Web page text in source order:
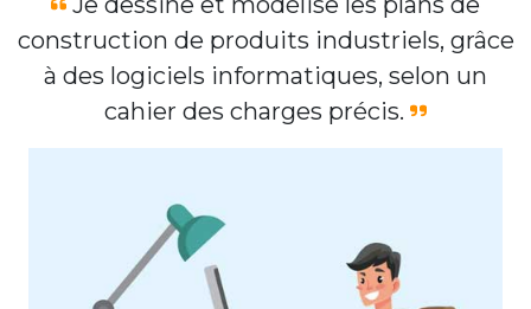
construction de produits industriels, grâce
à des logiciels informatiques, selon un
cahier des charges précis.